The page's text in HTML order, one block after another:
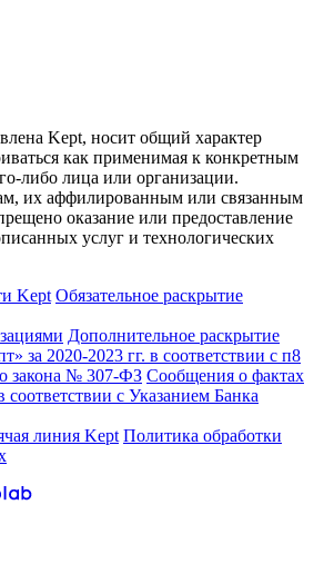
Kept, носит общий характер
как применимая к конкретным
либо лица или организации.
их аффилированным или связанным
оказание или предоставление
услуг и технологических
Kept Обязательное раскрытие
Дополнительное раскрытие
за 2020-2023 гг. в соответствии с п8
закона № 307-ФЗ Сообщения о фактах
соответствии с Указанием Банка
линия Kept Политика обработки